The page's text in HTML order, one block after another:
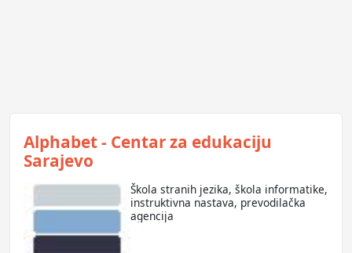
Alphabet - Centar za edukaciju
Sarajevo
Škola stranih jezika, škola informatike,
instruktivna nastava, prevodilačka
agencija